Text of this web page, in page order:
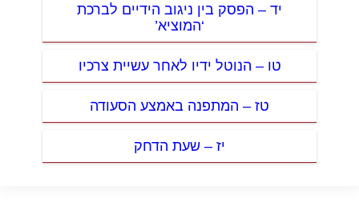
יד – הפסק בין ניגוב הידיים לברכת
‘המוציא’
טו – הנוטל ידיו לאחר עשיית צרכיו
טז – המתפנה באמצע הסעודה
יז – שעת הדחק